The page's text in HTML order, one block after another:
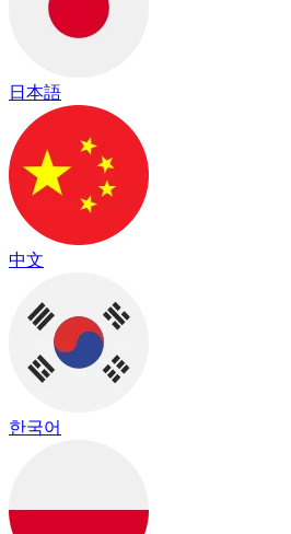
日本語
中文
한국어